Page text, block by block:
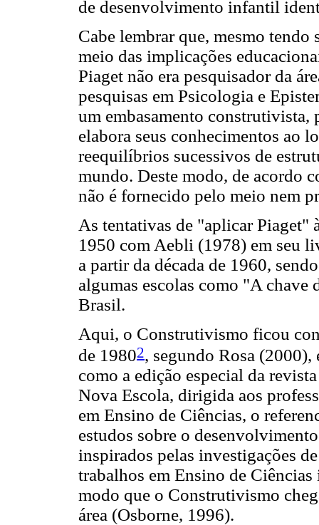
de desenvolvimento infantil
Cabe lembrar que, mesmo
meio das implicações
Piaget não era pesquisador da
pesquisas em Psicologia e
um embasamento
elabora seus conhecimentos ao
reequilíbrios sucessivos de
mundo. Deste modo, de acordo
não é fornecido pelo meio nem
As tentativas de "aplicar Piaget"
1950 com Aebli (1978) em seu
a partir da década de 1960,
algumas escolas como "A
Brasil.
Aqui, o Construtivismo ficou
de 19802, segundo Rosa
como a edição especial da
Nova Escola, dirigida aos
em Ensino de Ciências, o
estudos sobre o
inspirados pelas investigações
trabalhos em Ensino de
modo que o Construtivismo
área (Osborne, 1996).